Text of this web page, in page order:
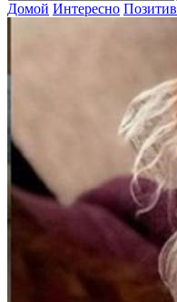
Домой Интересно Позитив